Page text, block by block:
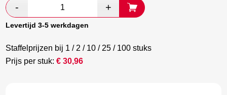
was:
€ 51,60.
€ 29,93.
Levertijd 3-5 werkdagen
Staffelprijzen bij 1 / 2 / 10 / 25 / 100 stuks
Prijs per stuk:€30,96